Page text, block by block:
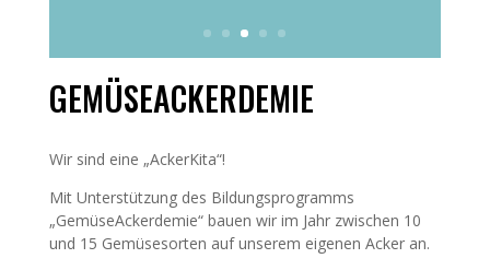
GEMÜSEACKERDEMIE
Wir sind eine „AckerKita“!
Mit Unterstützung des Bildungsprogramms
„GemüseAckerdemie“ bauen wir im Jahr zwischen 10
und 15 Gemüsesorten auf unserem eigenen Acker an.